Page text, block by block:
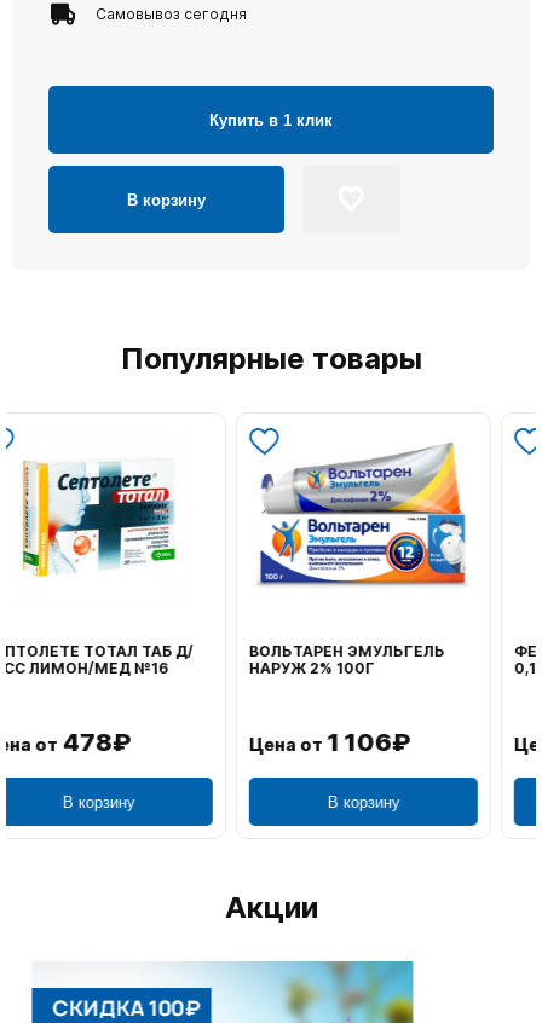
Самовывоз сегодня
Купить в 1 клик
В корзину
Популярные товары
ВОЛЬТАРЕН ЭМУЛЬГЕЛЬ
НАРУЖ 2% 100Г
Цена от1 106₽
В корзину
ФЕНИСТИЛ ГЕЛЬ НАРУЖ
0,1% 50Г
Цена от749₽
В корзину
Акции